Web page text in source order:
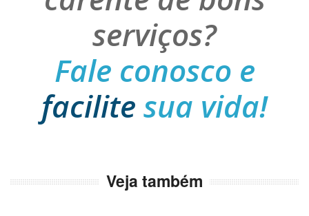
serviços?
Fale conosco e
facilite sua vida!
Veja também